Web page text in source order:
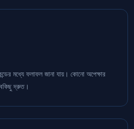
মধ্যে ফলাফল জানা যায়। কোনো অপেক্ষার
দ্রুত।